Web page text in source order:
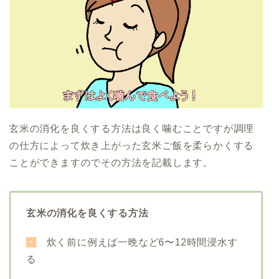
玄米の消化を良くする方法は良く噛むことですが調理
の仕方によって炊き上がった玄米ご飯を柔らかくする
ことができますのでその方法を記載します。
玄米の消化を良くする方法
・
炊く前に例えば一晩など6〜12時間浸水す
る